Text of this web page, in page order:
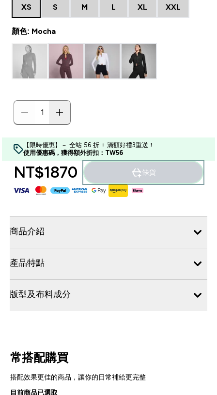
XS S M L XL XXL
顏色: Mocha
【限時優惠】－ 全站 56 折 + 滿額好禮3重送！
使用優惠碼，獲得額外折扣：TW56
NT$1870‎ 缺貨
商品介紹
產品特點
版型及布料成分
常搭配購買
搭配效果更佳的商品，讓你的日常補給更完整
目前商品已選取